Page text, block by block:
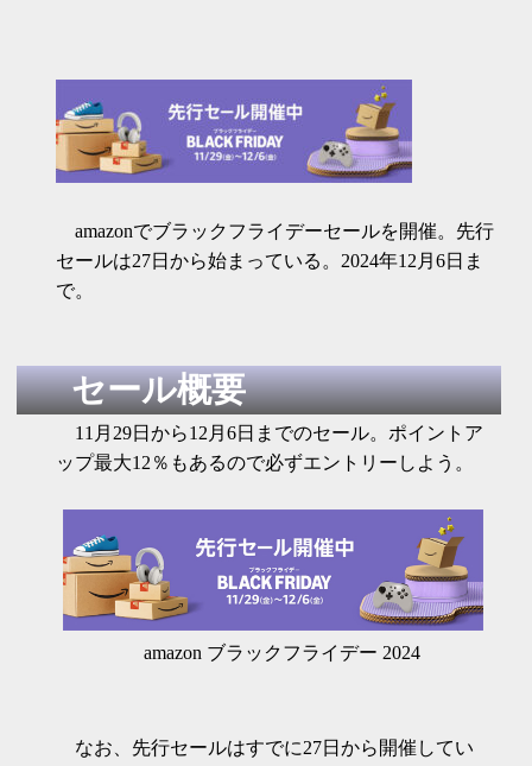
amazonでブラックフライデーセールを開催。先行
セールは27日から始まっている。2024年12月6日ま
で。
セール概要
11月29日から12月6日までのセール。ポイントア
ップ最大12％もあるので必ずエントリーしよう。
amazon ブラックフライデー 2024
なお、先行セールはすでに27日から開催してい